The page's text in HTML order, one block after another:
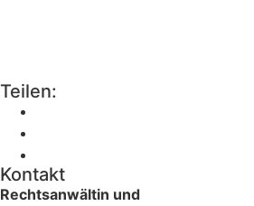
Teilen:
Kontakt
Rechtsanwältin und